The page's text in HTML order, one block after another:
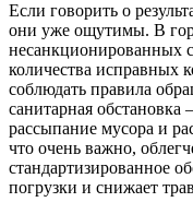
Если говорить о
они уже ощутимы. В
несанкционированных
количества исправных
соблюдать правила
санитарная
рассыпание мусора и
что очень важно,
стандартизированное
погрузки и снижает